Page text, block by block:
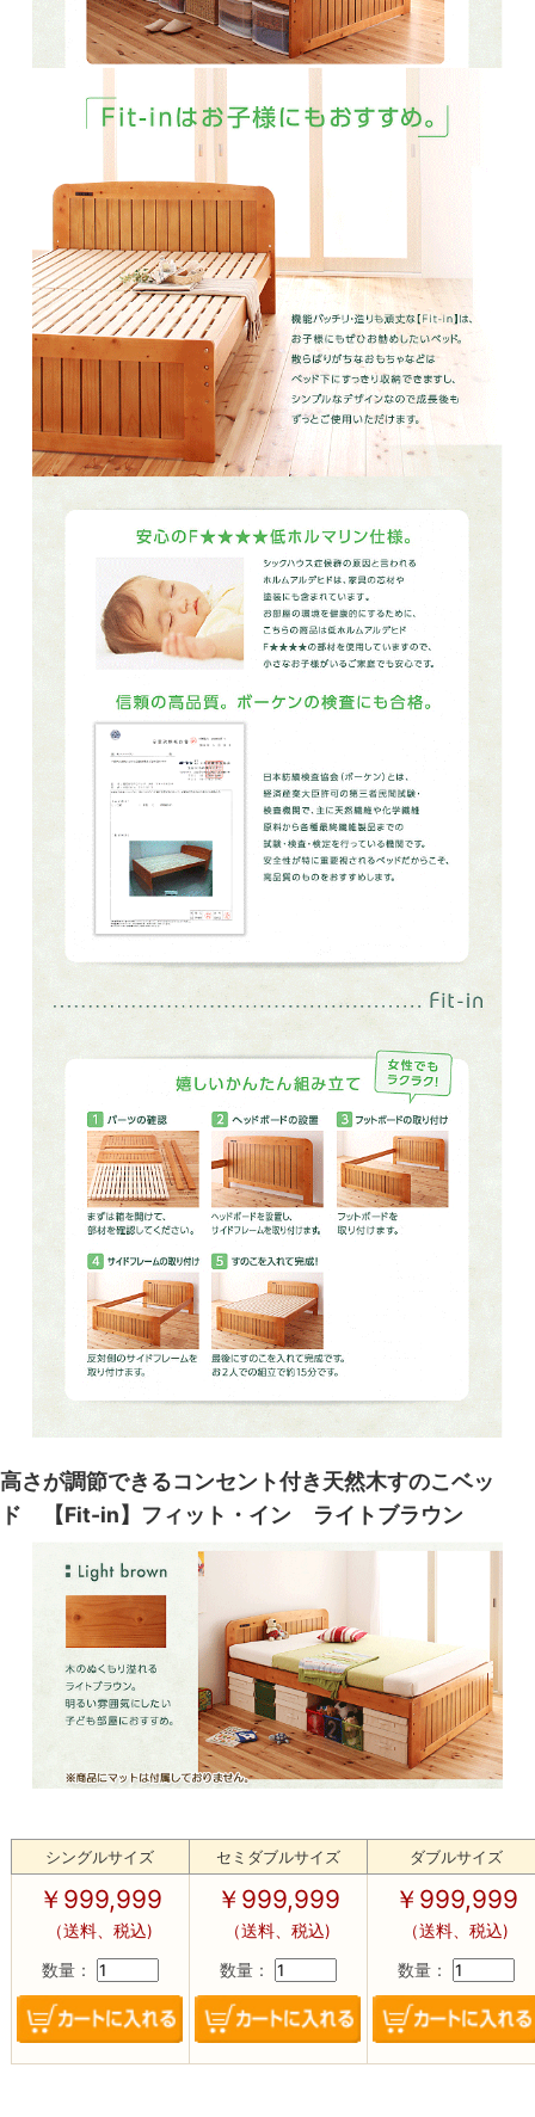
高さが調節できるコンセント付き天然木すのこベッ
ド 【Fit-in】フィット・イン ライトブラウン
シングルサイズ セミダブルサイズ ダブルサイズ
￥ 999,999
（送料、税込)
数量：
￥ 999,999
（送料、税込)
数量：
￥ 999,999
（送料、税込)
数量：